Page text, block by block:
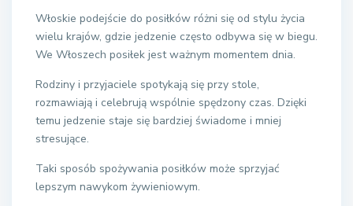
Włoskie podejście do posiłków różni się od stylu życia
wielu krajów, gdzie jedzenie często odbywa się w biegu.
We Włoszech posiłek jest ważnym momentem dnia.
Rodziny i przyjaciele spotykają się przy stole,
rozmawiają i celebrują wspólnie spędzony czas. Dzięki
temu jedzenie staje się bardziej świadome i mniej
stresujące.
Taki sposób spożywania posiłków może sprzyjać
lepszym nawykom żywieniowym.